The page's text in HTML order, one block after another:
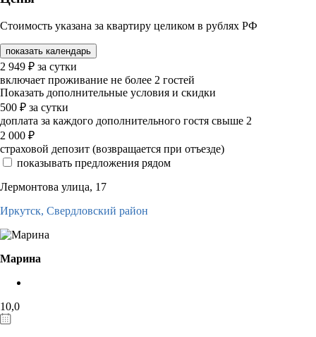
Стоимость указана за квартиру целиком в рублях РФ
показать календарь
2 949 ₽ за сутки
включает проживание не более 2 гостей
Показать дополнительные условия и скидки
500 ₽ за сутки
доплата за каждого дополнительного гостя свыше 2
2 000 ₽
страховой депозит (возвращается при отъезде)
показывать предложения рядом
Лермонтова улица, 17
Иркутск, Свердловский район
Марина
10,0